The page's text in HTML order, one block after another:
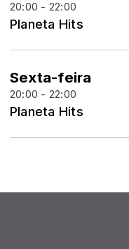
20:00 - 22:00
Planeta Hits
Sexta-feira
20:00 - 22:00
Planeta Hits